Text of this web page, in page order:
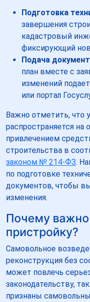
Подготовка
завершения
кадастровый
фиксирующий
Подача
план вместе с
изменений
или портал
Важно отметить, что
распространяется
привлечением
строительства в
законом № 214-ФЗ.
по подготовке
документов, чтобы
изменения.
Почему важно
пристройку?
Самовольное
реконструкция без
может повлечь
законодательству,
признаны